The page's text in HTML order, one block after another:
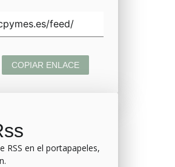
COPIAR ENLACE
RSS en el portapapeles,